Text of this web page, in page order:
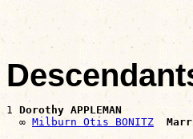
1 Dorothy APPLEMAN
  ∞
Milburn Otis BONITZ